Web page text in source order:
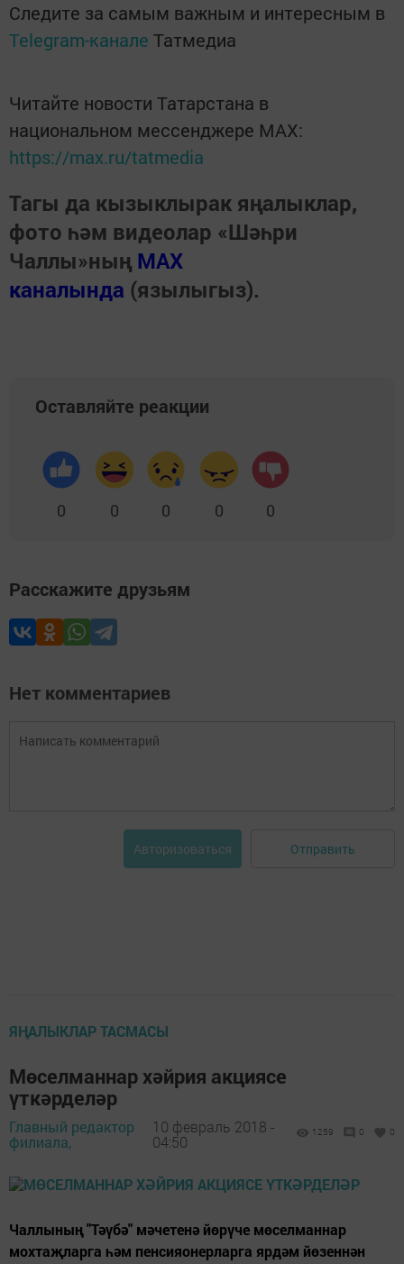
Следите за самым важным и интересным в
Telegram-канале Татмедиа
Читайте новости Татарстана в
национальном мессенджере MАХ:
https://max.ru/tatmedia
Тагы да кызыклырак яңалыклар,
фото һәм видеолар «Шәһри
Чаллы»ның MAX
каналында (язылыгыз).
Оставляйте реакции
0 0 0 0 0
Расскажите друзьям
Нет комментариев
Авторизоваться Отправить
ЯҢАЛЫКЛАР ТАСМАСЫ
Мөселманнар хәйрия акциясе
үткәрделәр
Главный редактор
филиала,
10 февраль 2018 -
04:50
1259 0 0
Чаллының "Тәүбә" мәчетенә йөрүче мөселманнар
мохтаҗларга һәм пенсияонерларга ярдәм йөзеннән